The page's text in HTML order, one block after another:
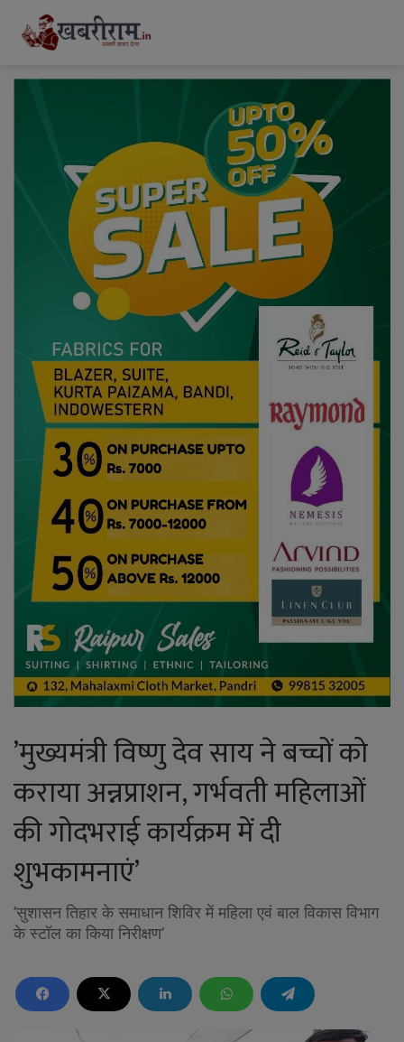
’मुख्यमंत्री विष्णु देव साय ने बच्चों को
कराया अन्नप्राशन, गर्भवती महिलाओं
की गोदभराई कार्यक्रम में दी
शुभकामनाएं’
’सुशासन तिहार के समाधान शिविर में महिला एवं बाल विकास विभाग
के स्टॉल का किया निरीक्षण’